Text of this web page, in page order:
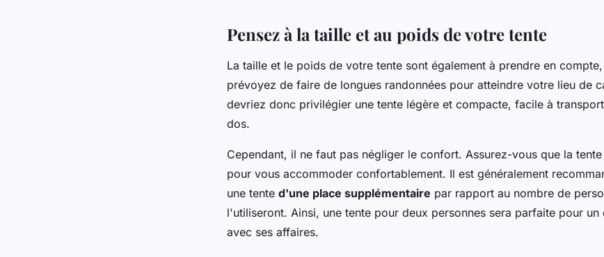
Pensez à la taille et au poids de votre tente
La taille et le poids de votre tente sont également à prendre en
prévoyez de faire de longues randonnées pour atteindre votre lieu de
devriez donc privilégier une tente légère et compacte, facile à
dos.
Cependant, il ne faut pas négliger le confort. Assurez-vous que la
pour vous accommoder confortablement. Il est généralement
une tente d'une place supplémentaire par rapport au nombre de
l'utiliseront. Ainsi, une tente pour deux personnes sera parfaite pour un
avec ses affaires.